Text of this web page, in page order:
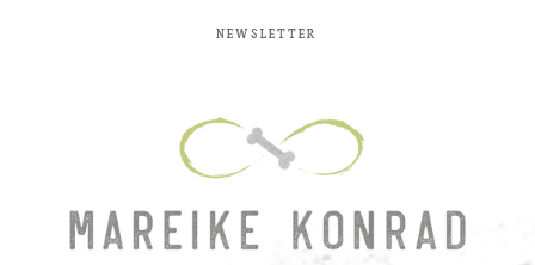
Newsletter